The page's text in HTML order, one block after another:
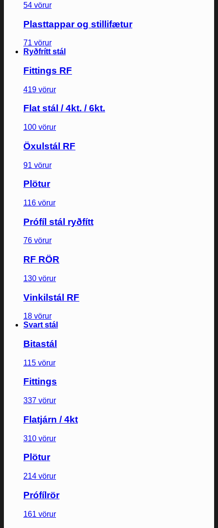
54 vörur
Plasttappar og stillifætur
71 vörur
Ryðfrítt stál
Fittings RF
419 vörur
Flat stál / 4kt. / 6kt.
100 vörur
Öxulstál RF
91 vörur
Plötur
116 vörur
Prófíl stál ryðfítt
76 vörur
RF RÖR
130 vörur
Vinkilstál RF
18 vörur
Svart stál
Bitastál
115 vörur
Fittings
337 vörur
Flatjárn / 4kt
310 vörur
Plötur
214 vörur
Prófílrör
161 vörur